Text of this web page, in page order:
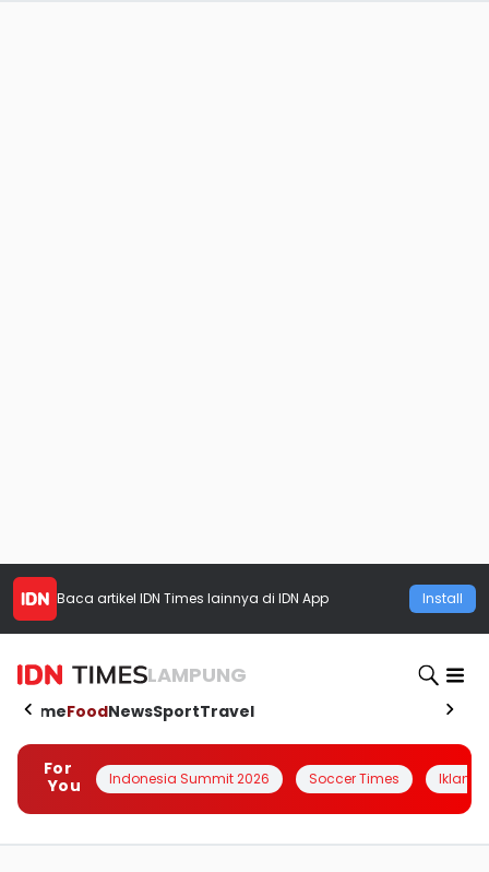
Baca artikel IDN Times lainnya di IDN App Install
LAMPUNG
HomeFoodNewsSportTravel
For
You
Indonesia Summit 2026 Soccer Times Iklanin